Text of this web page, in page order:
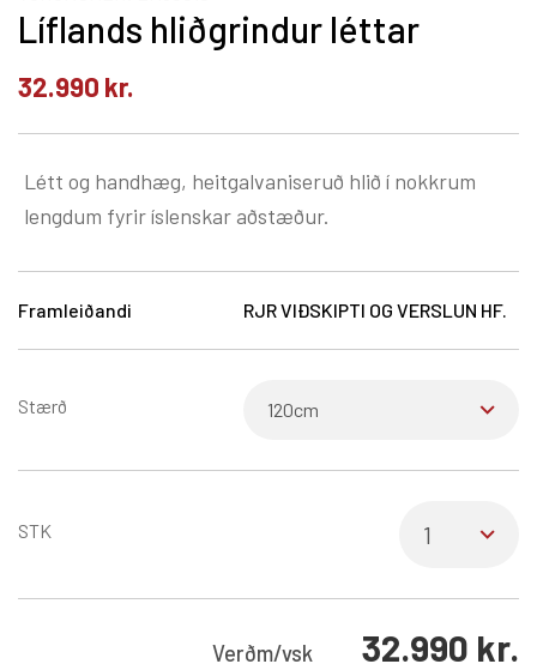
Líflands hliðgrindur léttar
32.990 kr.
Létt og handhæg, heitgalvaniseruð hlið í nokkrum
lengdum fyrir íslenskar aðstæður.
Framleiðandi RJR VIÐSKIPTI OG VERSLUN HF.
Stærð
STK
Verðm/vsk 32.990 kr.